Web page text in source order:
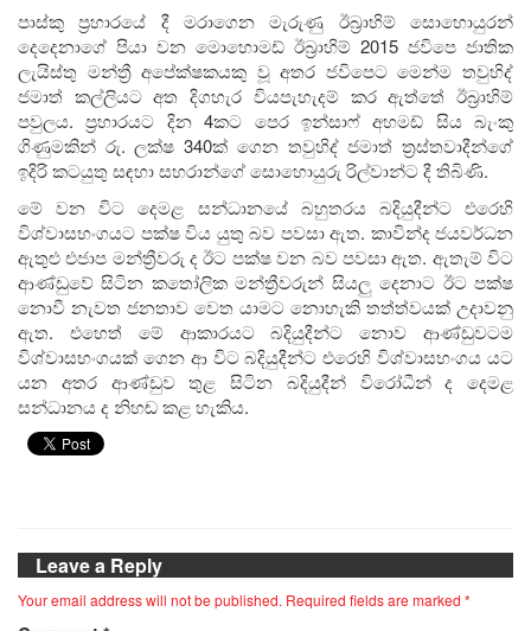
පාස්කු ප්‍රහාරයේ දී මරාගෙන මැරුණු ඊබ්‍රාහිම් සොහොයුරන්
දෙදෙනාගේ පියා වන මොහොමඩ් ඊබ්‍රාහිම් 2015 ජවිපෙ ජාතික
ලැයිස්තු මන්ත්‍රී අපේක්ෂකයකු වූ අතර ජවිපෙට මෙන්ම තවුහිද්
ජමාත් කල්ලියට අත දිගහැර වියපැහැදම් කර ඇත්තේ ඊබ්‍රාහිම්
පවුලය. ප්‍රහාරයට දින 4කට පෙර ඉන්සාෆ් අහමඩ් සිය බැංකු
ගිණුමකින් රු. ලක්ෂ 340ක් ගෙන තවුහිද් ජමාත් ත්‍රස්තවාදීන්ගේ
ඉදිරි කටයුතු සඳහා සහරාන්ගේ සොහොයුරු රිල්වාන්ට දී තිබිණි.
මේ වන විට දෙමළ සන්ධානයේ බහුතරය බදියුදීන්ට එරෙහි
විශ්වාසභංගයට පක්ෂ විය යුතු බව පවසා ඇත. කාවින්ද ජයවර්ධන
ඇතුළු එජාප මන්ත්‍රීවරු ද ඊට පක්ෂ වන බව පවසා ඇත. ඇතැම් විට
ආණ්ඩුවේ සිටින කතෝලික මන්ත්‍රීවරුන් සියලු දෙනාට ඊට පක්ෂ
නොවී නැවත ජනතාව වෙත යාමට නොහැකි තත්ත්වයක් උදාවනු
ඇත. එහෙත් මේ ආකාරයට බදියුදීන්ට නොව ආණ්ඩුවටම
විශ්වාසභංගයක් ගෙන ආ විට බදියුදීන්ට එරෙහි විශ්වාසභංගය යට
යන අතර ආණ්ඩුව තුළ සිටින බදියුදීන් විරෝධීන් ද දෙමළ
සන්ධානය ද නිහඬ කළ හැකිය.
Leave a Reply
Your email address will not be published. Required fields are marked *